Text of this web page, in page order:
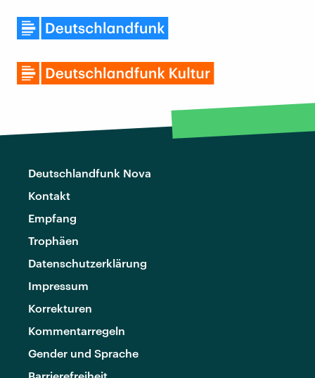
Deutschlandfunk Nova
Kontakt
Empfang
Trophäen
Datenschutzerklärung
Impressum
Korrekturen
Kommentarregeln
Gender und Sprache